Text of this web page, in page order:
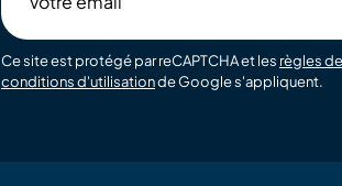
email
Ce site est protégé par reCAPTCHA et les règles
conditions d'utilisationde Google s'appliquent.